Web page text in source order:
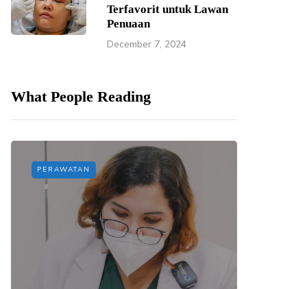
Terfavorit untuk Lawan
Penuaan
December 7, 2024
What People Reading
PERAWATAN